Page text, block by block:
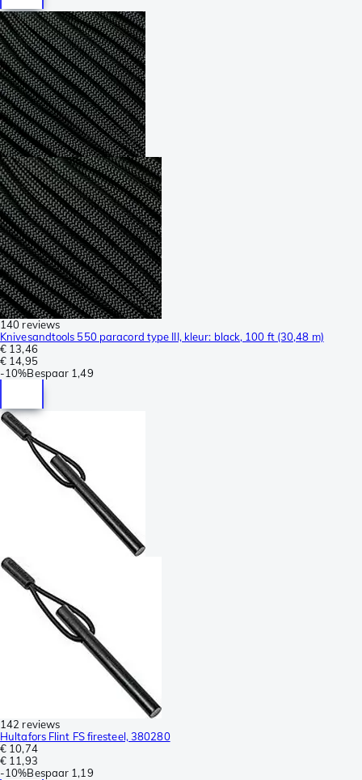
140 reviews
Knivesandtools 550 paracord type III, kleur: black, 100 ft (30,48 m)
€ 13,46
€ 14,95
-10%Bespaar 1,49
142 reviews
Hultafors Flint FS firesteel, 380280
€ 10,74
€ 11,93
-10%Bespaar 1,19